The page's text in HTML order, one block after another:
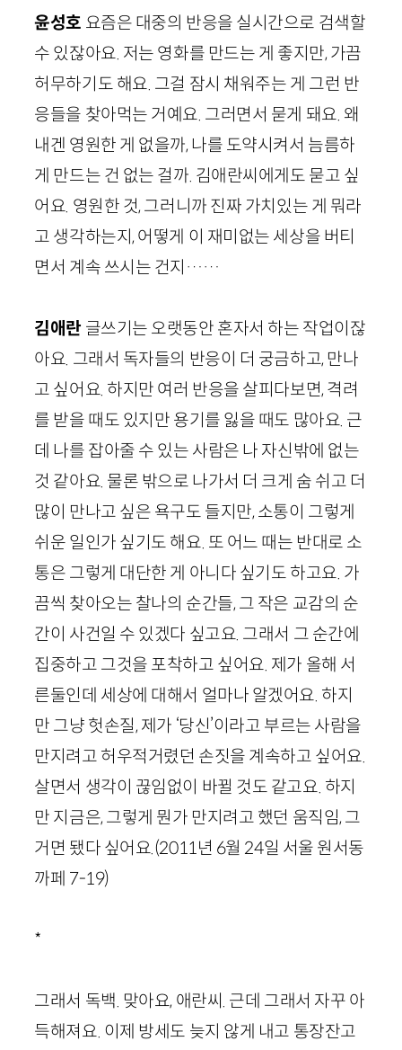
윤성호 요즘은 대중의 반응을 실시간으로 검색할
수 있잖아요. 저는 영화를 만드는 게 좋지만, 가끔
허무하기도 해요. 그걸 잠시 채워주는 게 그런 반
응들을 찾아먹는 거예요. 그러면서 묻게 돼요. 왜
내겐 영원한 게 없을까, 나를 도약시켜서 늠름하
게 만드는 건 없는 걸까. 김애란씨에게도 묻고 싶
어요. 영원한 것, 그러니까 진짜 가치있는 게 뭐라
고 생각하는지, 어떻게 이 재미없는 세상을 버티
면서 계속 쓰시는 건지……
김애란 글쓰기는 오랫동안 혼자서 하는 작업이잖
아요. 그래서 독자들의 반응이 더 궁금하고, 만나
고 싶어요. 하지만 여러 반응을 살피다보면, 격려
를 받을 때도 있지만 용기를 잃을 때도 많아요. 근
데 나를 잡아줄 수 있는 사람은 나 자신밖에 없는
것 같아요. 물론 밖으로 나가서 더 크게 숨 쉬고 더
많이 만나고 싶은 욕구도 들지만, 소통이 그렇게
쉬운 일인가 싶기도 해요. 또 어느 때는 반대로 소
통은 그렇게 대단한 게 아니다 싶기도 하고요. 가
끔씩 찾아오는 찰나의 순간들, 그 작은 교감의 순
간이 사건일 수 있겠다 싶고요. 그래서 그 순간에
집중하고 그것을 포착하고 싶어요. 제가 올해 서
른둘인데 세상에 대해서 얼마나 알겠어요. 하지
만 그냥 헛손질, 제가 ‘당신’이라고 부르는 사람을
만지려고 허우적거렸던 손짓을 계속하고 싶어요.
살면서 생각이 끊임없이 바뀔 것도 같고요. 하지
만 지금은, 그렇게 뭔가 만지려고 했던 움직임, 그
거면 됐다 싶어요.(2011년 6월 24일 서울 원서동
까페 7-19)
*
그래서 독백. 맞아요, 애란씨. 근데 그래서 자꾸 아
득해져요. 이제 방세도 늦지 않게 내고 통장잔고